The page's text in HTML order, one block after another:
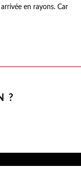
en rayons. Car
?